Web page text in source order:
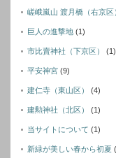
嵯峨嵐山 渡月橋（右京区
巨人の進撃地 (1)
市比賣神社（下京区） (1)
平安神宮 (9)
建仁寺（東山区） (4)
建勲神社（北区） (1)
当サイトについて (1)
新緑が美しい春から初夏